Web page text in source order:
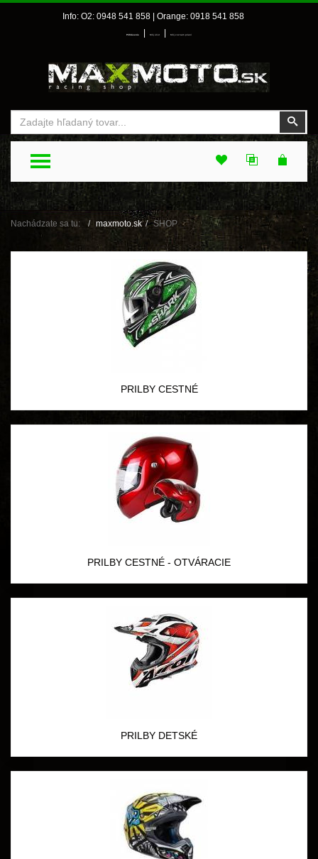
Info: O2: 0948 541 858 | Orange: 0918 541 858
Prihlásenie Môj účet Môj zoznam prianí
TOGGLE MENU
Nachádzate sa tu: maxmoto.sk SHOP
PRILBY CESTNÉ
PRILBY CESTNÉ - OTVÁRACIE
PRILBY DETSKÉ